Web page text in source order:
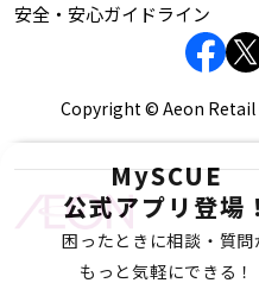
MySCUE
公式アプリ登場！
困ったときに相談・質問
もっと気軽にできる！
安全・安心ガイドライン
Copyright © Aeon Retail